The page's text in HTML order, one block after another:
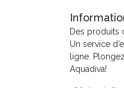
Des produits
Un service
ligne.
Aquadiva!